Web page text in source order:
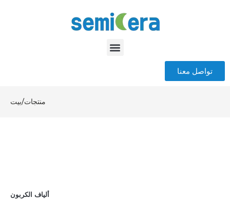
تواصل معنا
بيت/منتجات
ألياف الكربون